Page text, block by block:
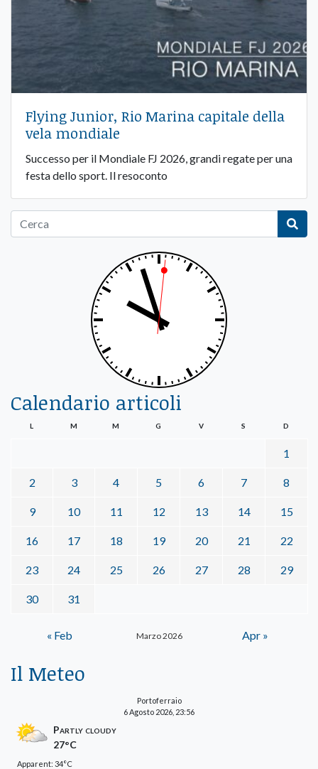
Flying Junior, Rio Marina capitale della
vela mondiale
Successo per il Mondiale FJ 2026, grandi regate per una
festa dello sport. Il resoconto
Calendario articoli
Marzo 2026
L M M G V S D
1
2 3 4 5 6 7 8
9 10 11 12 13 14 15
16 17 18 19 20 21 22
23 24 25 26 27 28 29
30 31
« Feb Apr »
Il Meteo
Portoferraio
6 Agosto 2026, 23:56
Partly cloudy
27°C
Apparent: 34°C